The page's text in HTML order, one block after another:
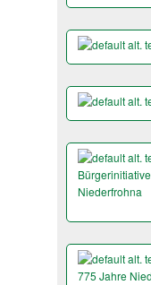
Niederfrohna
775 Jahre